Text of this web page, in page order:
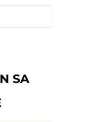
SA